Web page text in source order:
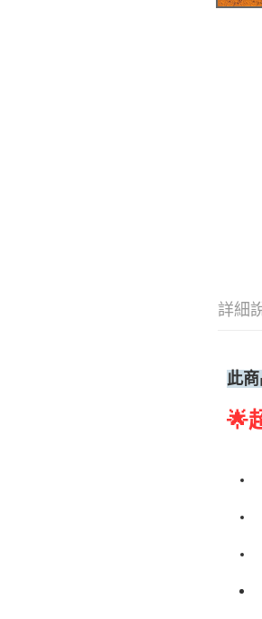
詳細
此
🌟